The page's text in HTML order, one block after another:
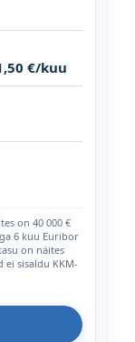
€/kuu
on 40 000 €
6 kuu Euribor
on näites
ei sisaldu KKM-